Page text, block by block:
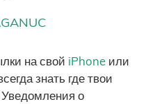
на свой iPhone или
знать где твои
о